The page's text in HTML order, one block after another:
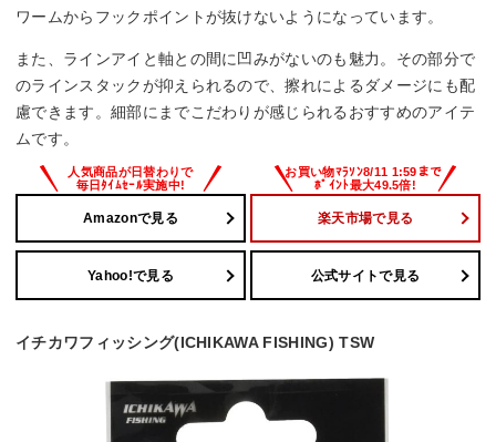
ワームからフックポイントが抜けないようになっています。
また、ラインアイと軸との間に凹みがないのも魅力。その部分で
のラインスタックが抑えられるので、擦れによるダメージにも配
慮できます。細部にまでこだわりが感じられるおすすめのアイテ
ムです。
Amazonで見る 楽天市場で見る
Yahoo!で見る 公式サイトで見る
イチカワフィッシング(ICHIKAWA FISHING) TSW